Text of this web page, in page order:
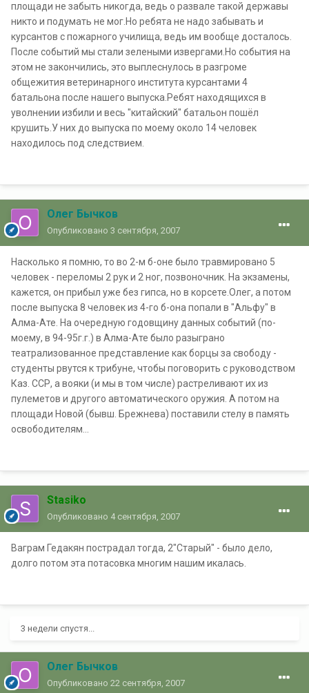
площади не забыть никогда, ведь о развале такой державы
никто и подумать не мог.Но ребята не надо забывать и
курсантов с пожарного училища, ведь им вообще досталось.
После событий мы стали зелеными извергами.Но события на
этом не закончились, это выплеснулось в разгроме
общежития ветеринарного института курсантами 4
батальона после нашего выпуска.Ребят находящихся в
уволнении избили и весь "китайский" батальон пошёл
крушить.У них до выпуска по моему около 14 человек
находилось под следствием.
Олег Бычков
Опубликовано 3 сентября, 2007
Насколько я помню, то во 2-м б-оне было травмировано 5
человек - переломы 2 рук и 2 ног, позвоночник. На экзамены,
кажется, он прибыл уже без гипса, но в корсете.Олег, а потом
после выпуска 8 человек из 4-го б-она попали в "Альфу" в
Алма-Ате. На очередную годовщину данных событий (по-
моему, в 94-95г.г.) в Алма-Ате было разыграно
театрализованное представление как борцы за свободу -
студенты рвутся к трибуне, чтобы поговорить с руководством
Каз. ССР, а вояки (и мы в том числе) растреливают их из
пулеметов и другого автоматического оружия. А потом на
площади Новой (бывш. Брежнева) поставили стелу в память
освободителям...
Stasiko
Опубликовано 4 сентября, 2007
Ваграм Гедакян пострадал тогда, 2"Старый" - было дело,
долго потом эта потасовка многим нашим икалась.
3 недели спустя...
Олег Бычков
Опубликовано 22 сентября, 2007